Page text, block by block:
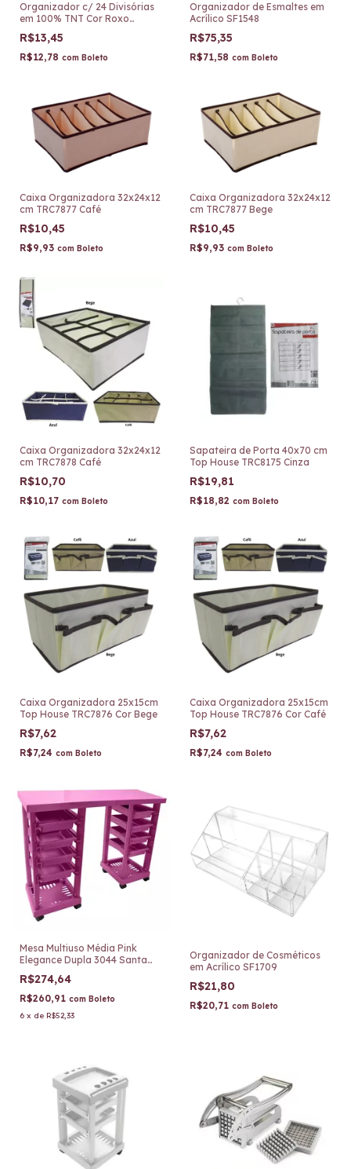
Organizador c/ 24 Divisórias
em 100% TNT Cor Roxo
CA15042
R$13,45
R$12,78 com Boleto
Organizador de Esmaltes em
Acrílico SF1548
R$75,35
R$71,58 com Boleto
Caixa Organizadora 32x24x12
cm TRC7877 Café
R$10,45
R$9,93 com Boleto
Caixa Organizadora 32x24x12
cm TRC7877 Bege
R$10,45
R$9,93 com Boleto
Caixa Organizadora 32x24x12
cm TRC7878 Café
R$10,70
R$10,17 com Boleto
Sapateira de Porta 40x70 cm
Top House TRC8175 Cinza
R$19,81
R$18,82 com Boleto
Caixa Organizadora 25x15cm
Top House TRC7876 Cor Bege
R$7,62
R$7,24 com Boleto
Caixa Organizadora 25x15cm
Top House TRC7876 Cor Café
R$7,62
R$7,24 com Boleto
Mesa Multiuso Média Pink
Elegance Dupla 3044 Santa
Clara
R$274,64
R$260,91 com Boleto
6 x de R$52,33
Organizador de Cosméticos
em Acrílico SF1709
R$21,80
R$20,71 com Boleto